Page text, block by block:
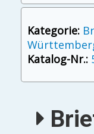
Kategorie:
Katalog-Nr.: